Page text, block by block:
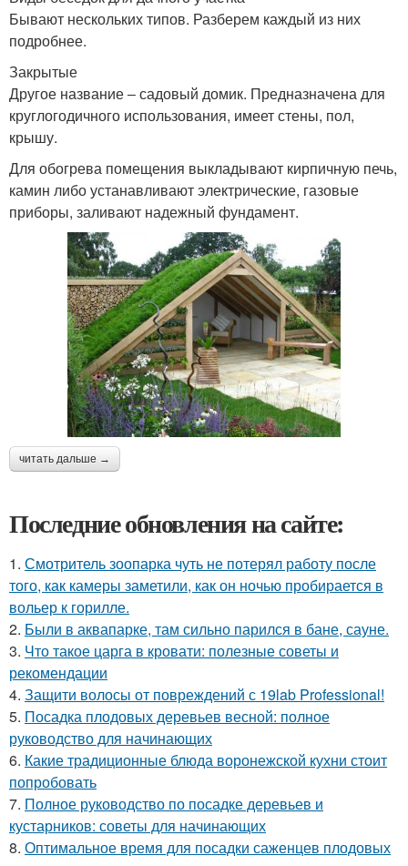
Бывают нескольких типов. Разберем каждый из них
подробнее.
Закрытые
Другое название ‒ садовый домик. Предназначена для
круглогодичного использования, имеет стены, пол,
крышу.
Для обогрева помещения выкладывают кирпичную печь,
камин либо устанавливают электрические, газовые
приборы, заливают надежный фундамент.
читать дальше →
Последние обновления на сайте:
1. Смотритель зоопарка чуть не потерял работу после
того, как камеры заметили, как он ночью пробирается в
вольер к горилле.
2. Были в аквапарке, там сильно парился в бане, сауне.
3. Что такое царга в кровати: полезные советы и
рекомендации
4. Защити волосы от повреждений с 19lab Professional!
5. Посадка плодовых деревьев весной: полное
руководство для начинающих
6. Какие традиционные блюда воронежской кухни стоит
попробовать
7. Полное руководство по посадке деревьев и
кустарников: советы для начинающих
8. Оптимальное время для посадки саженцев плодовых